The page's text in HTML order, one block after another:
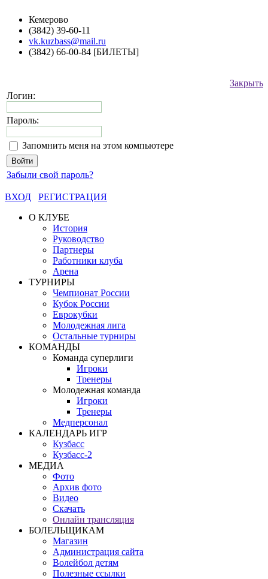
Кемерово
(3842) 39-60-11
vk.kuzbass@mail.ru
(3842) 66-00-84 [БИЛЕТЫ]
Закрыть
Логин:
Пароль:
Запомнить меня на этом компьютере
Забыли свой пароль?
ВХОД
РЕГИСТРАЦИЯ
О КЛУБЕ
История
Руководство
Партнеры
Работники клуба
Арена
ТУРНИРЫ
Чемпионат России
Кубок России
Еврокубки
Молодежная лига
Остальные турниры
КОМАНДЫ
Команда суперлиги
Игроки
Тренеры
Молодежная команда
Игроки
Тренеры
Медперсонал
КАЛЕНДАРЬ ИГР
Кузбасс
Кузбасс-2
МЕДИА
Фото
Архив фото
Видео
Скачать
Онлайн трансляция
БОЛЕЛЬЩИКАМ
Магазин
Администрация сайта
Волейбол детям
Полезные ссылки